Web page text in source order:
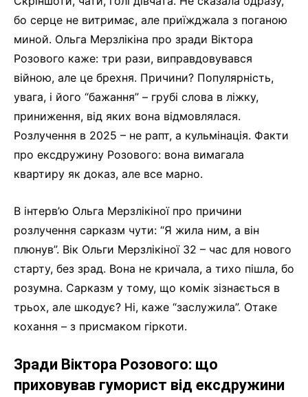
бо серце не витримає, але приїжджала з поганою
миной. Ольга Мерзлікіна про зради Віктора
Розового каже: три рази, виправдовувався
війною, але це брехня. Причини? Популярність,
увага, і його “бажання” – грубі слова в ліжку,
приниження, від яких вона відмовлялася.
Розлучення в 2025 – не рапт, а кульмінація. Факти
про ексдружину Розового: вона вимагала
квартиру як доказ, але все марно.
В інтерв’ю Ольга Мерзлікіної про причини
розлучення сарказм чути: “Я жила ним, а він
плюнув”. Вік Ольги Мерзлікіної 32 – час для нового
старту, без зрад. Вона не кричала, а тихо пішла, бо
розумна. Сарказм у тому, що комік зізнається в
трьох, але шкодує? Ні, каже “заслужила”. Отаке
кохання – з присмаком гіркоти.
Зради Віктора Розового: що
приховував гуморист від ексдружини